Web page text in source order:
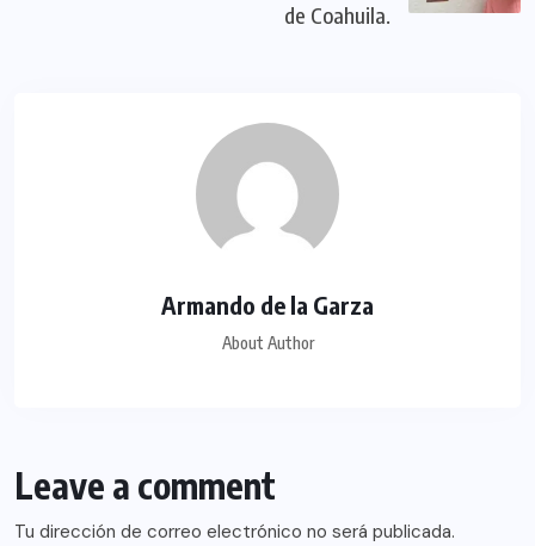
de Coahuila.
Armando de la Garza
About Author
Leave a comment
Tu dirección de correo electrónico no será publicada.